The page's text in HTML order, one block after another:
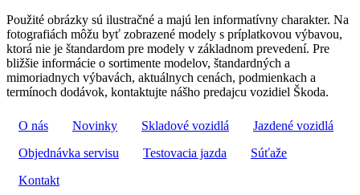
Použité obrázky sú ilustračné a majú len informatívny charakter. Na
fotografiách môžu byť zobrazené modely s príplatkovou výbavou,
ktorá nie je štandardom pre modely v základnom prevedení. Pre
bližšie informácie o sortimente modelov, štandardných a
mimoriadnych výbavách, aktuálnych cenách, podmienkach a
termínoch dodávok, kontaktujte nášho predajcu vozidiel Škoda.
O nás Novinky Skladové vozidlá
Jazdené vozidlá
Objednávka servisu
Testovacia jazda
Súťaže
Kontakt